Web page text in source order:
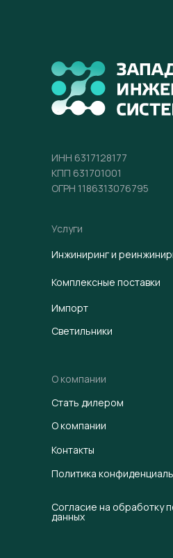
ИНН 6317128177
КПП 631701001
ОГРН 1186313076795
Услуги
Инжиниринг и
Комплексные поставки
Импорт
Светильники
О компании
Стать дилером
О компании
Согласие на обработку
данных
Политика
Контакты